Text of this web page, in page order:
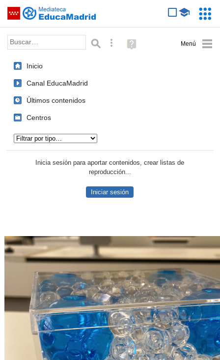
Saltar navegación
Palabra o frase: Búsqueda avanzada
Ayuda
(en
Inicio
Canal EducaMadrid
Últimos contenidos
Centros
Inicia sesión para aportar contenidos, crear listas de
reproducción...
Iniciar sesión